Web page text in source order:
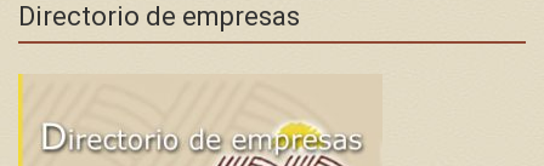
Directorio de empresas